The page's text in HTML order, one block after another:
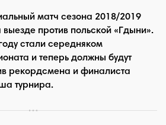
матч сезона 2018/2019
против польской «Гдыни».
стали середняком
и теперь должны будут
рекордсмена и финалиста
турнира.